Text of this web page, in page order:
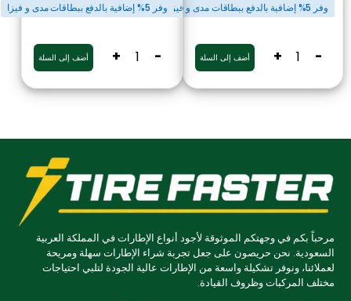
وفر 5% إضافية بالدفع ببطاقات مدى و فيزا
-
+ أضف إلى السلة
وفر 5% إضافية بالدفع ببطاقات مدى و فيزا
-
+ أضف إلى السلة
مرحباً بكم في وجهتكم الموثوقة لأجود أنواع الإطارات في المملكة العربية
السعودية. نحن حريصون على جعل تجربة شراء الإطارات سهلة ومريحة
لعملائنا، ونوفر تشكيلة واسعة من الإطارات عالية الجودة لتلبي احتياجات
مختلف المركبات وظروف القيادة.